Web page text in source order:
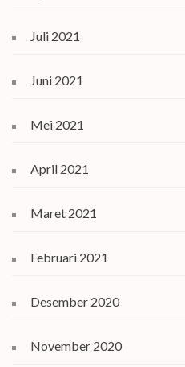
Juli 2021
Juni 2021
Mei 2021
April 2021
Maret 2021
Februari 2021
Desember 2020
November 2020